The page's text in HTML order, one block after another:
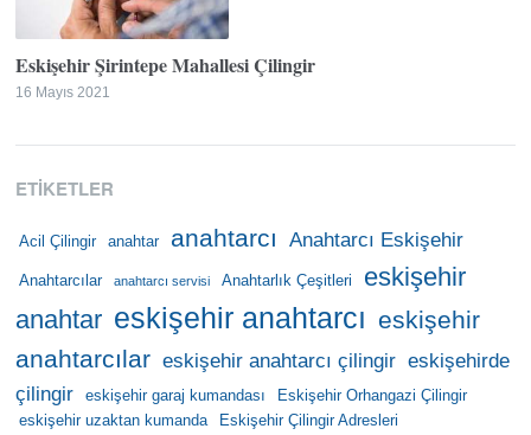
Eskişehir Şirintepe Mahallesi Çilingir
16 Mayıs 2021
ETIKETLER
Acil Çilingir anahtar anahtarcı Anahtarcı Eskişehir
Anahtarcılar anahtarcı servisi Anahtarlık Çeşitleri
eskişehir
anahtar eskişehir anahtarcı eskişehir
anahtarcılar eskişehir anahtarcı çilingir eskişehirde
çilingir
eskişehir garaj kumandası
Eskişehir Orhangazi Çilingir
eskişehir uzaktan kumanda
Eskişehir Çilingir Adresleri